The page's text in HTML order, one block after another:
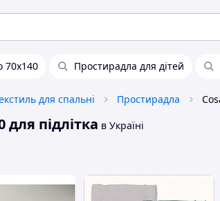
70х140 Простирадла для дітей
для спальні Простирадла
підлітка в Україні